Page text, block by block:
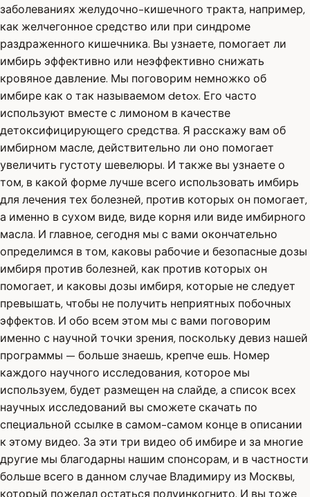
заболеваниях желудочно-кишечного тракта, например,
как желчегонное средство или при синдроме
раздраженного кишечника. Вы узнаете, помогает ли
имбирь эффективно или неэффективно снижать
кровяное давление. Мы поговорим немножко об
имбире как о так называемом detox. Его часто
используют вместе с лимоном в качестве
детоксифицирующего средства. Я расскажу вам об
имбирном масле, действительно ли оно помогает
увеличить густоту шевелюры. И также вы узнаете о
том, в какой форме лучше всего использовать имбирь
для лечения тех болезней, против которых он помогает,
а именно в сухом виде, виде корня или виде имбирного
масла. И главное, сегодня мы с вами окончательно
определимся в том, каковы рабочие и безопасные дозы
имбиря против болезней, как против которых он
помогает, и каковы дозы имбиря, которые не следует
превышать, чтобы не получить неприятных побочных
эффектов. И обо всем этом мы с вами поговорим
именно с научной точки зрения, поскольку девиз нашей
программы — больше знаешь, крепче ешь. Номер
каждого научного исследования, которое мы
используем, будет размещен на слайде, а список всех
научных исследований вы сможете скачать по
специальной ссылке в самом-самом конце в описании
к этому видео. За эти три видео об имбире и за многие
другие мы благодарны нашим спонсорам, и в частности
больше всего в данном случае Владимиру из Москвы,
который пожелал остаться полуинкогнито. И вы тоже